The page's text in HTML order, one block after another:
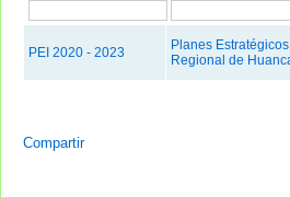
PEI 2020 - 2023
Planes
Regional de
Compartir